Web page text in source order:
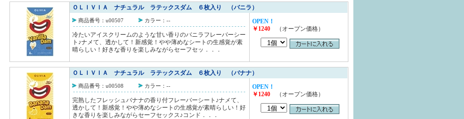
ＯＬＩＶＩＡ ナチュラル ラテックスダム ６枚入り （バニラ）
商品番号：u00507 カラー：--
冷たいアイスクリームのような甘い香りのバニラフレーバーシー
ト♪ナメて、透かして！新感覚！やや薄めなシートの生感覚が素
晴らしい！好きな香りを楽しみながらセーフセッ．．．
OPEN！
￥1240 （オープン価格）
ＯＬＩＶＩＡ ナチュラル ラテックスダム ６枚入り （バナナ）
商品番号：u00508 カラー：--
完熟したフレッシュバナナの香り付フレーバーシート♪ナメて、
透かして！新感覚！やや薄めなシートの生感覚が素晴らしい！好
きな香りを楽しみながらセーフセックス♪コンド．．．
OPEN！
￥1240 （オープン価格）